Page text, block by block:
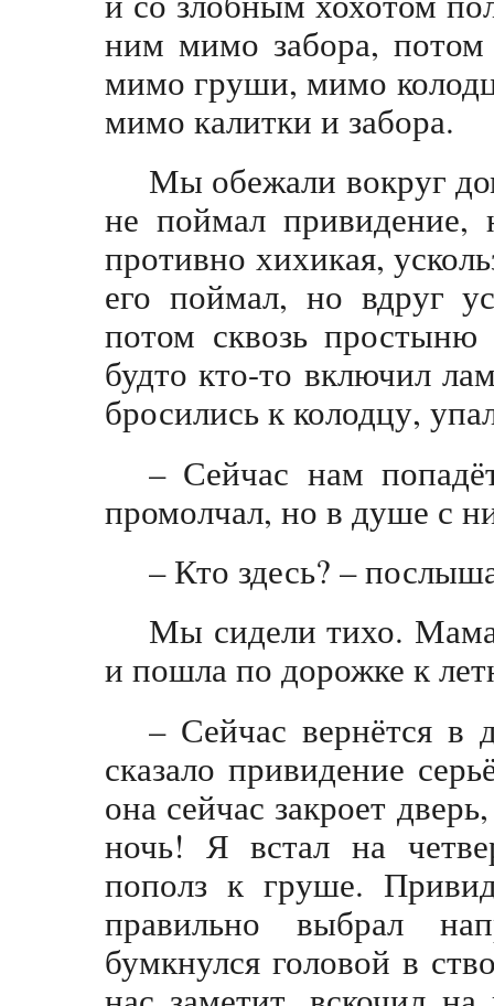
ним мимо забора,
мимо груши, мимо
мимо калитки и забора.
Мы обежали вокруг
не поймал привидение,
противно хихикая,
его поймал, но вдруг
потом сквозь простыню
будто кто-то включил
бросились к колодцу,
– Сейчас нам
промолчал, но в душе с
– Кто здесь? –
Мы сидели тихо. Мама
и пошла по дорожке к
– Сейчас вернётся в
сказало привидение
она сейчас закроет
ночь! Я встал на
пополз к груше.
правильно выбрал
бумкнулся головой в